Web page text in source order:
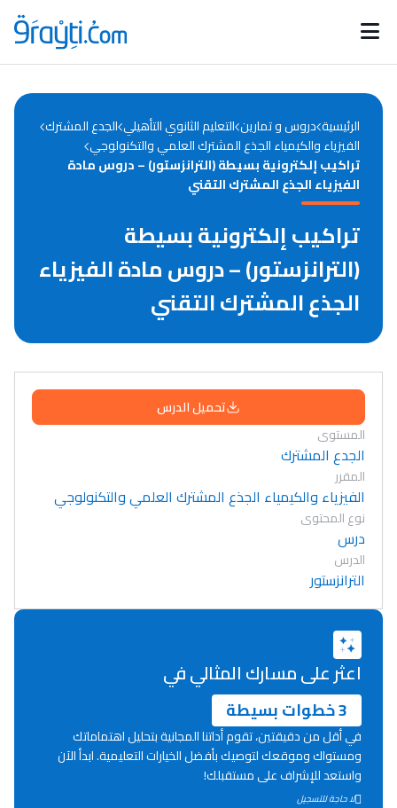
Catégories
d'actualités
Annonces bourses
Lycée Maroc
الرئيسية دروس و تمارين التعليم الثانوي التأهيلي الجدع المشترك
الفيزياء والكيمياء الجذع المشترك العلمي والتكنولوجي
تراكيب إلكترونية بسيطة (الترانزستور) – دروس مادة
الفيزياء الجذع المشترك التقني
تراكيب إلكترونية بسيطة
(الترانزستور) – دروس مادة الفيزياء
الجذع المشترك التقني
تحميل الدرس
المستوى
الجدع المشترك
المقرر
الفيزياء والكيمياء الجذع المشترك العلمي والتكنولوجي
نوع المحتوى
درس
الدرس
الترانزستور
اعثر على مسارك المثالي في
3 خطوات بسيطة
في أقل من دقيقتين، تقوم أداتنا المجانية بتحليل اهتماماتك
ومستواك وموقعك لتوصيك بأفضل الخيارات التعليمية. ابدأ الآن
واستعد للإشراف على مستقبلك!
لا حاجة للتسجيل